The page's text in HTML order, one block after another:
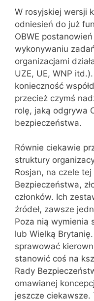
W rosyjskiej wersji
odniesień do już
OBWE
wykonywaniu
organizacjami
UZE, UE, WNP
konieczność
przecież czymś
rolę, jaką odgrywa
bezpieczeństwa.
Równie ciekawie
struktury
Rosjan, na czele
Bezpieczeństwa,
członków. Ich
źródeł, zawsze
Poza nią wymienia
lub Wielką Brytanię.
sprawować
stanowić coś na
Rady
omawianej
jeszcze ciekawsze.